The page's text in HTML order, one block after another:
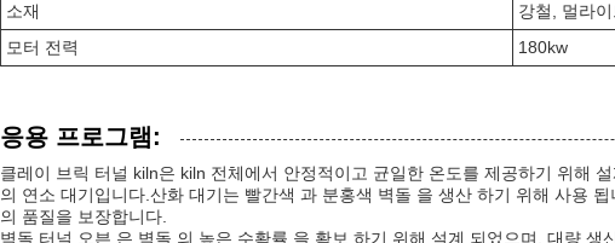
소재
강철, 멀라이
모터 전력
180kw
응용 프로그램:
클레이 브릭 터널 kiln은 kiln 전체에서 안정적이고 균일한 온도를 제공하기 위해
의 연소 대기입니다.산화 대기는 빨간색 과 분홍색 벽돌 을 생산 하기 위해 사용
의 품질을 보장합니다.
벽돌 터널 오븐 은 벽돌 의 높은 수확률 을 확보 하기 위해 설계 되었으며, 대량